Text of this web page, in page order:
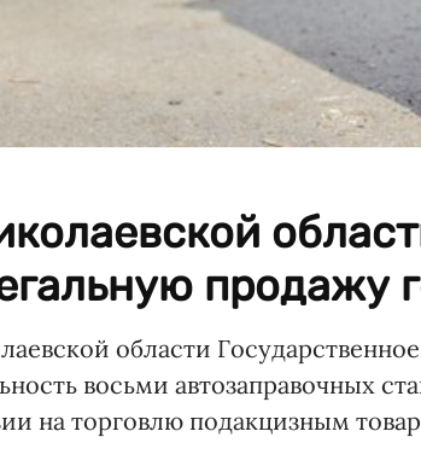
продажу
области
восьми автозаправочных
на торговлю подакцизным